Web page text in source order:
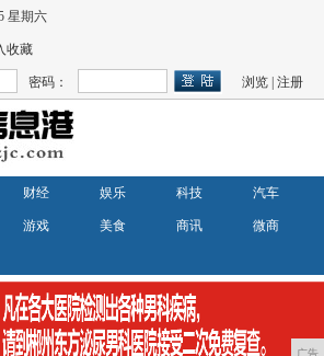
星期六
收藏
密码： 浏览 |注册
财经 娱乐 科技 汽车
游戏 美食 商讯 微商
广告